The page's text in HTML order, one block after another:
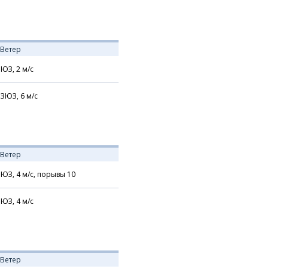
Ветер
ЮЗ, 2м/с
ЗЮЗ, 6м/с
Ветер
ЮЗ, 4м/с, порывы 10
ЮЗ, 4м/с
Ветер